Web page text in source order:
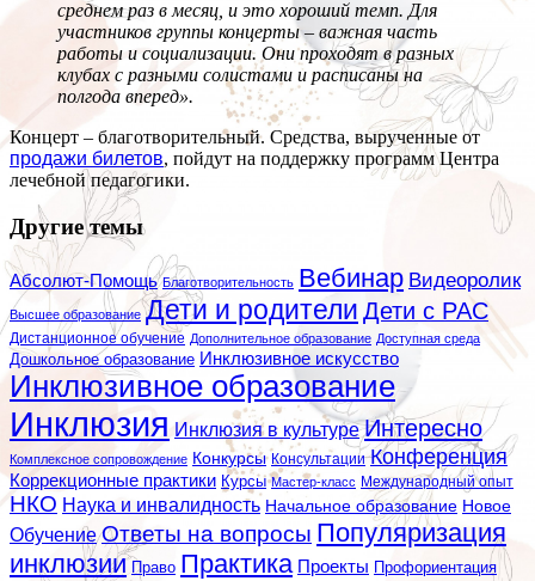
среднем раз в месяц, и это хороший темп. Для
участников группы концерты – важная часть
работы и социализации. Они проходят в разных
клубах с разными солистами и расписаны на
полгода вперед».
Концерт – благотворительный. Средства, вырученные от
продажи билетов, пойдут на поддержку программ Центра
лечебной педагогики.
Другие темы
Абсолют-Помощь Благотворительность Вебинар Видеоролик
Высшее образование Дети и родители Дети с РАС
Дистанционное обучение Дополнительное образование Доступная среда
Дошкольное образование Инклюзивное искусство
Инклюзивное образование
Инклюзия Инклюзия в культуре Интересно
Комплексное сопровождение Конкурсы Консультации Конференция
Коррекционные практики Курсы Мастер-класс Международный опыт
НКО Наука и инвалидность Начальное образование Новое
Обучение Ответы на вопросы Популяризация
инклюзии Право Практика Проекты Профориентация